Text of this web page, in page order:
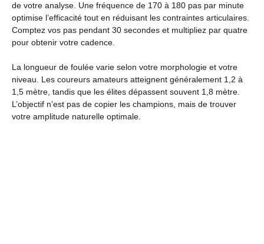
de votre analyse. Une fréquence de 170 à 180 pas par minute
optimise l’efficacité tout en réduisant les contraintes articulaires.
Comptez vos pas pendant 30 secondes et multipliez par quatre
pour obtenir votre cadence.
La longueur de foulée varie selon votre morphologie et votre
niveau. Les coureurs amateurs atteignent généralement 1,2 à
1,5 mètre, tandis que les élites dépassent souvent 1,8 mètre.
L’objectif n’est pas de copier les champions, mais de trouver
votre amplitude naturelle optimale.